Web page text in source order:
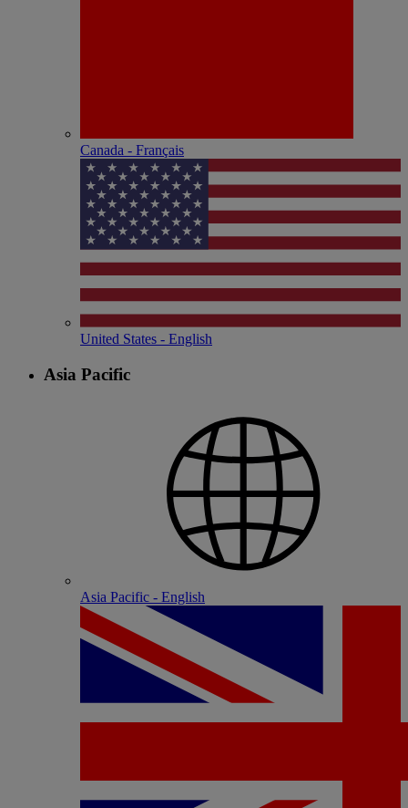
Canada - Français
United States - English
Asia Pacific
Asia Pacific - English